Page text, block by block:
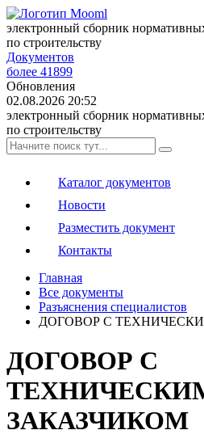
электронный сборник
по строительству
Документов
более 41899
Обновления
02.08.2026 20:52
электронный сборник
по строительству
Каталог документов
Новости
Разместить документ
Контакты
Главная
Все документы
Разъяснения специалистов
ДОГОВОР С
ДОГОВОР С
ЗАКАЗЧИКОМ